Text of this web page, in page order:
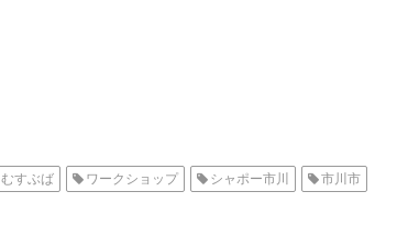
むすぶば ワークショップ シャポー市川 市川市